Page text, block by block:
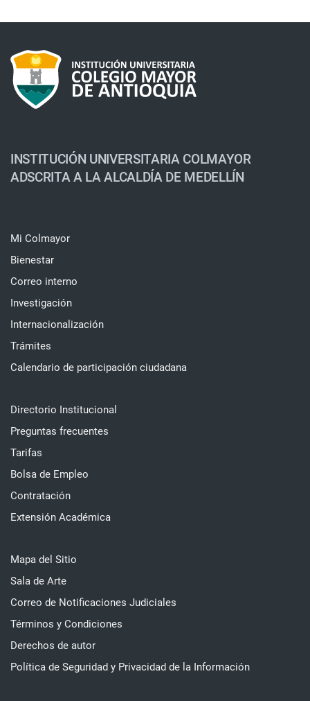
INSTITUCIÓN UNIVERSITARIA COLMAYOR
ADSCRITA A LA ALCALDÍA DE MEDELLÍN
Mi Colmayor
Bienestar
Correo interno
Investigación
Internacionalización
Trámites
Calendario de participación ciudadana
Directorio Institucional
Preguntas frecuentes
Tarifas
Bolsa de Empleo
Contratación
Extensión Académica
Mapa del Sitio
Sala de Arte
Correo de Notificaciones Judiciales
Términos y Condiciones
Derechos de autor
Política de Seguridad y Privacidad de la Información